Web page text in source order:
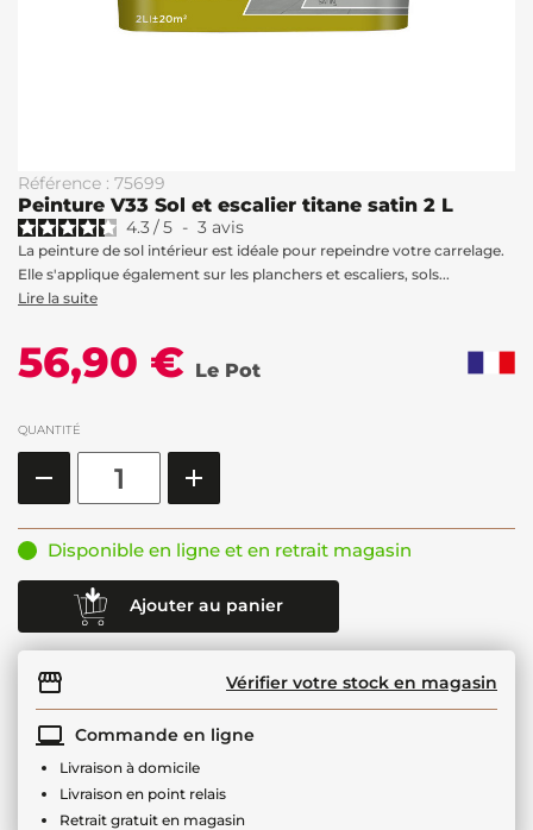
Référence : 75699
Peinture V33 Sol et escalier titane satin 2 L
4.3/5 - 3 avis
La peinture de sol intérieur est idéale pour repeindre votre carrelage.
Elle s'applique également sur les planchers et escaliers, sols...
Lire la suite
56,90 € Le Pot
QUANTITÉ
Disponible en ligne et en retrait magasin
Ajouter au panier
Vérifier votre stock en magasin
Commande en ligne
Livraison à domicile
Livraison en point relais
Retrait gratuit en magasin